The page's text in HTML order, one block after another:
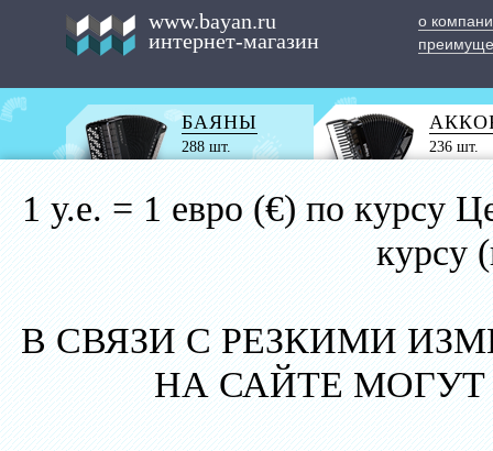
www.bayan.ru
интернет-магазин
о
БАЯНЫ
288 шт. 236 шт.
1 у.е. = 1 евро (€) по курсу
курсу
В СВЯЗИ С РЕЗКИМИ
НА САЙТЕ